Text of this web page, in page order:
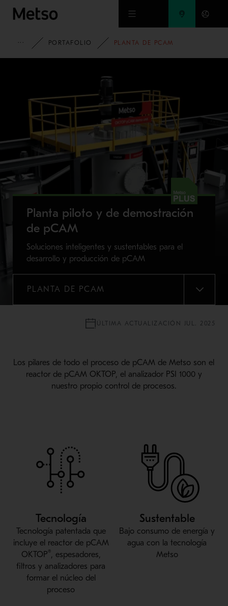
Ir al contenido principal
HOME
PORTAFOLIO PLANTA DE PCAM
Planta piloto y de demostración
de pCAM
Soluciones inteligentes y sustentables para el
desarrollo y producción de pCAM
PLANTA DE PCAM
MENU
ÚLTIMA ACTUALIZACIÓN JUL. 2025
Los pilares de todo el proceso de pCAM de Metso son el
reactor de pCAM OKTOP, el analizador PSI 1000 y
nuestro propio control de procesos.
Tecnología
Tecnología patentada que
incluye el reactor de pCAM
OKTOP ®, espesadores,
filtros y analizadores para
formar el núcleo del
proceso
Sustentable
Bajo consumo de energía y
agua con la tecnología
Metso